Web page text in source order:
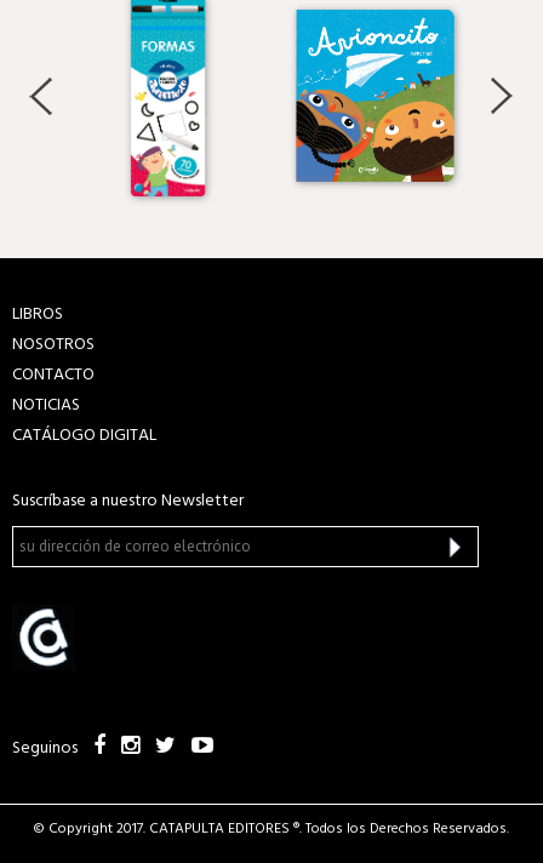
LIBROS
NOSOTROS
CONTACTO
NOTICIAS
CATÁLOGO DIGITAL
Suscríbase a nuestro Newsletter
Seguinos
© Copyright 2017. CATAPULTA EDITORES ®. Todos los Derechos Reservados.